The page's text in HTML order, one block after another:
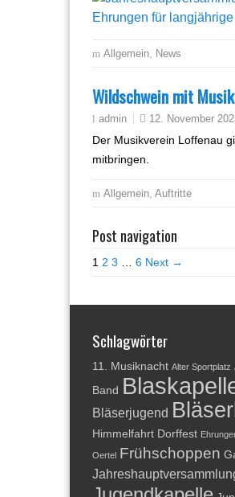
Allgemein, News
Wildschwein mit
admin 12. November
Der Musikverein Loffenau
mitbringen.
Allgemein, Auftritte
Post navigation
1 2 3 6 Next →
Schlagwörter
11. Musiknacht Alter Sportplatz
Band
Bläserjugend
Himmelfahrt Dorffest
Oertel Frühschoppen